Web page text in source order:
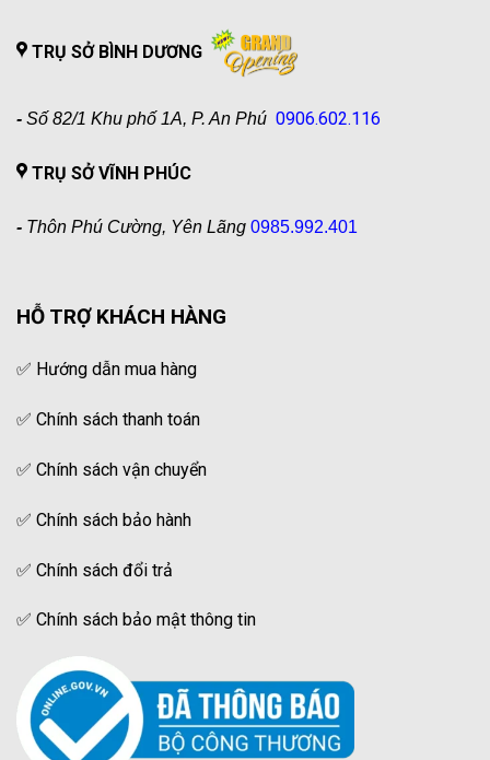
TRỤ SỞ BÌNH DƯƠNG
- Số 82/1 Khu phố 1A, P. An Phú 0906.602.116
TRỤ SỞ VĨNH PHÚC
- Thôn Phú Cường, Yên Lãng 0985.992.401
HỖ TRỢ KHÁCH HÀNG
✅ Hướng dẫn mua hàng
✅ Chính sách thanh toán
✅ Chính sách vận chuyển
✅ Chính sách bảo hành
✅ Chính sách đổi trả
✅ Chính sách bảo mật thông tin